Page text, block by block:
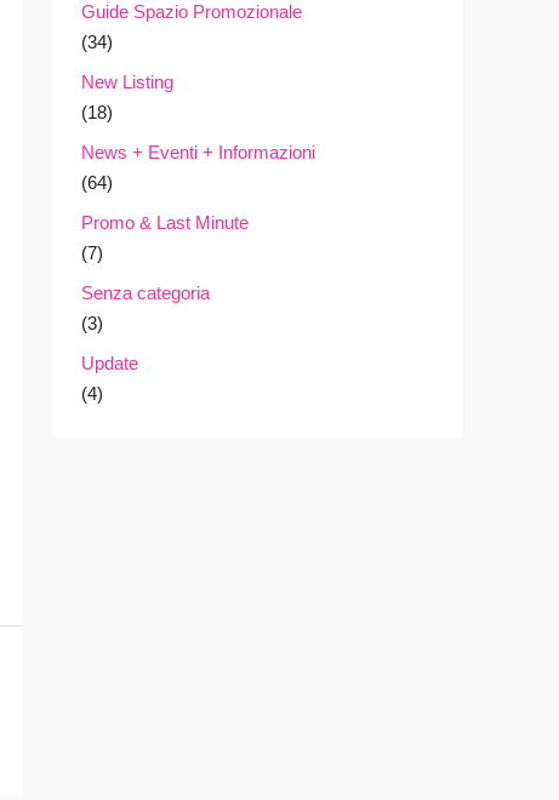
Guide Spazio Promozionale
(34)
New Listing
(18)
News + Eventi + Informazioni
(64)
Promo & Last Minute
(7)
Senza categoria
(3)
Update
(4)